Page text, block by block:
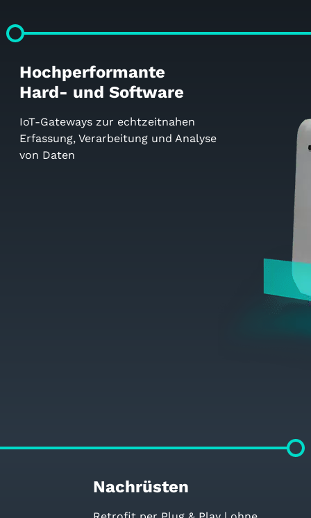
Hochperformante
Hard- und Software
IoT-Gateways zur echtzeitnahen
Erfassung, Verarbeitung und Analyse
von Daten
Nachrüsten